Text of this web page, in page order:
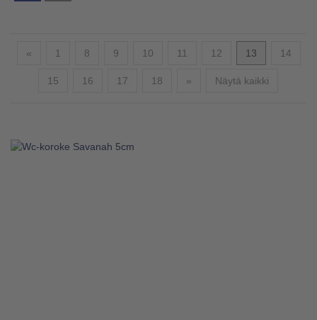
«Edellinen
1 8 9 10 11 12 13 14
15 16 17 18 » SeuraavaNäytä kaikki